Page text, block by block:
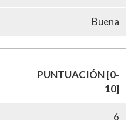
Buena
PUNTUACIÓN [0-
10]
6